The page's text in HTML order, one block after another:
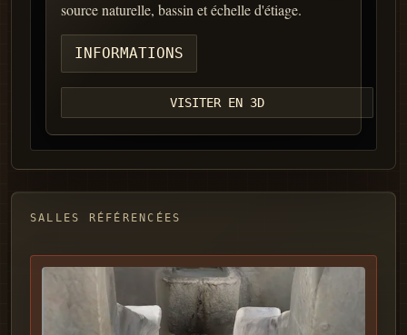
SALLES RÉFÉRENCÉES
source naturelle, bassin et échelle d'étiage.
INFORMATIONS
VISITER EN 3D